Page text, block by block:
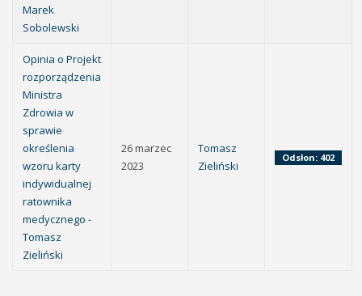
Marek
Sobolewski
Opinia o Projekt
rozporządzenia
Ministra
Zdrowia w
sprawie
określenia
wzoru karty
indywidualnej
ratownika
medycznego -
Tomasz
Zieliński
26 marzec
2023
Tomasz
Zieliński
Odsłon: 402